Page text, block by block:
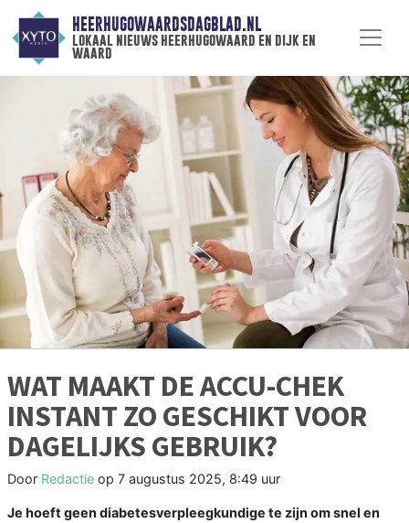
HEERHUGOWAARDSDAGBLAD.NL
lokaal nieuws heerhugowaard en dijk en
waard
WAT MAAKT DE ACCU-CHEK
INSTANT ZO GESCHIKT VOOR
DAGELIJKS GEBRUIK?
Door Redactie op 7 augustus 2025, 8:49 uur
Je hoeft geen diabetesverpleegkundige te zijn om snel en